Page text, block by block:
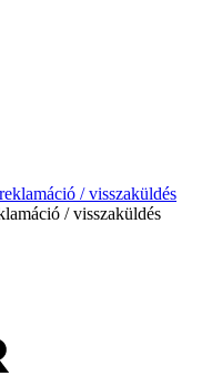
/ visszaküldés
/ visszaküldés